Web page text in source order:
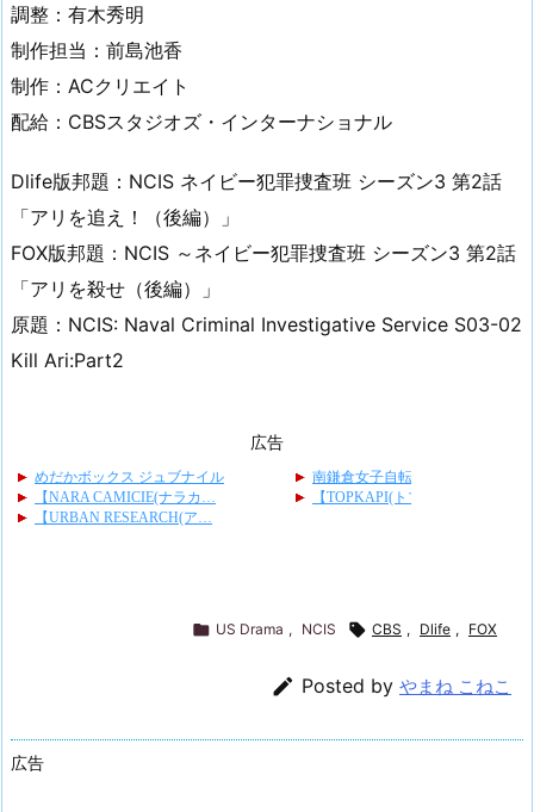
調整：有木秀明
制作担当：前島池香
制作：ACクリエイト
配給：CBSスタジオズ・インターナショナル
Dlife版邦題：NCIS ネイビー犯罪捜査班 シーズン3 第2話
「アリを追え！（後編）」
FOX版邦題：NCIS ～ネイビー犯罪捜査班 シーズン3 第2話
「アリを殺せ（後編）」
原題：NCIS: Naval Criminal Investigative Service S03-02
Kill Ari:Part2
広告
 US Drama , NCIS  CBS , Dlife , FOX
 Posted by やまね こねこ
広告